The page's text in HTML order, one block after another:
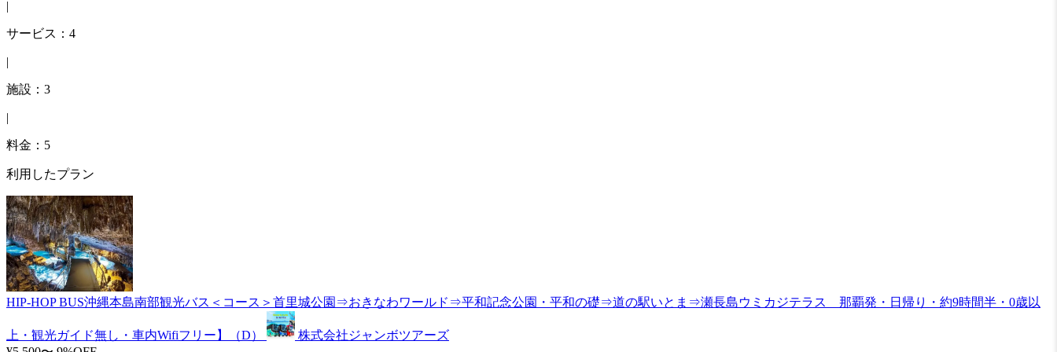
|
サービス：4
|
施設：3
|
料金：5
利用したプラン
HIP-HOP BUS沖縄本島南部観光バス＜コース＞首里城公園⇒おきなわワールド⇒平和記念公園・平和の礎⇒道の駅いとま⇒瀬長島ウミカジテラス 那覇発・日帰り・約9時間半・0歳以
上・観光ガイド無し・車内Wifiフリー】（D）
株式会社ジャンボツアーズ